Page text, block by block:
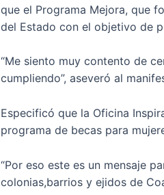
que el Programa Mejora, que
del Estado con el objetivo de
“Me siento muy contento de
cumpliendo”, aseveró al
Especificó que la Oficina
programa de becas para
“Por eso este es un mensaje
colonias,barrios y ejidos de